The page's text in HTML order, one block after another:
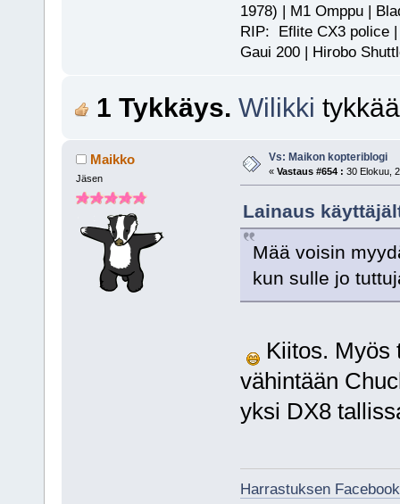
1978) | M1 Omppu |
RIP: Eflite CX3 police |
Gaui 200 | Hirobo
1 Tykkäys. Wilikki
Maikko
Jäsen
Vs: Maikon kopteriblogi
« Vastaus #654 : 30 Elokuu,
Lainaus
Mää voisin
kun sulle jo
Kiitos. Myös
vähintään
yksi DX8
Harrastuksen